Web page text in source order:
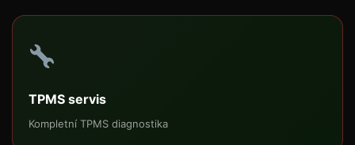
TPMS servis
Kompletní TPMS diagnostika